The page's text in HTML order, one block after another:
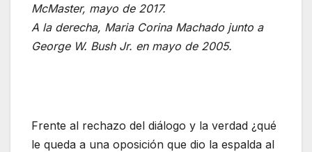
McMaster, mayo de 2017.
A la derecha, Maria Corina Machado junto a
George W. Bush Jr. en mayo de 2005.
Frente al rechazo del diálogo y la verdad ¿qué
le queda a una oposición que dio la espalda al